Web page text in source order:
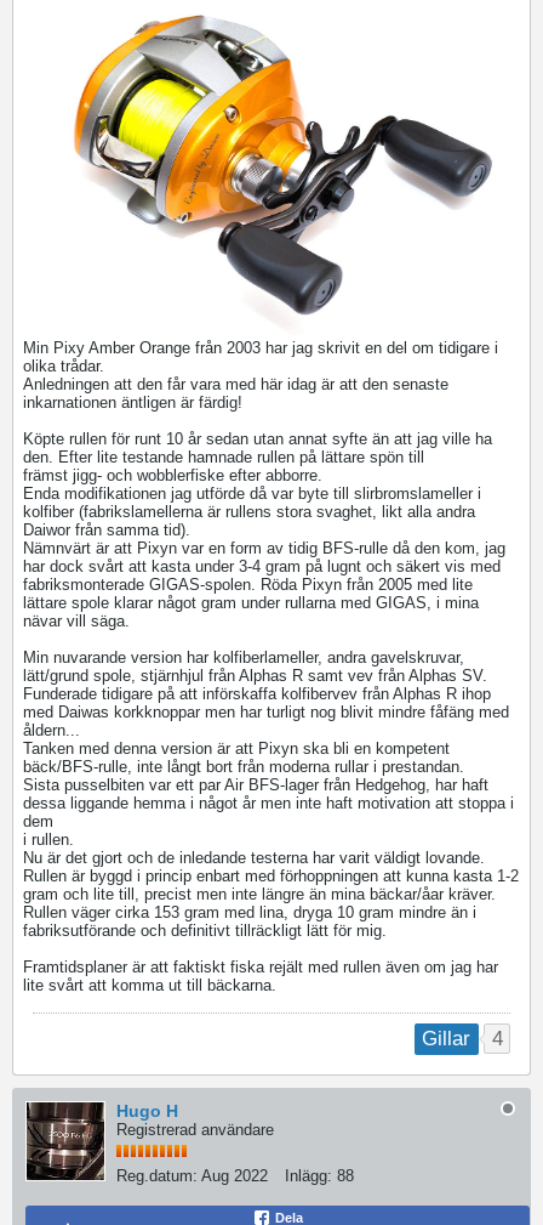
Min Pixy Amber Orange från 2003 har jag skrivit en del om tidigare i
olika trådar.
Anledningen att den får vara med här idag är att den senaste
inkarnationen äntligen är färdig!
Köpte rullen för runt 10 år sedan utan annat syfte än att jag ville ha
den. Efter lite testande hamnade rullen på lättare spön till
främst jigg- och wobblerfiske efter abborre.
Enda modifikationen jag utförde då var byte till slirbromslameller i
kolfiber (fabrikslamellerna är rullens stora svaghet, likt alla andra
Daiwor från samma tid).
Nämnvärt är att Pixyn var en form av tidig BFS-rulle då den kom, jag
har dock svårt att kasta under 3-4 gram på lugnt och säkert vis med
fabriksmonterade GIGAS-spolen. Röda Pixyn från 2005 med lite
lättare spole klarar något gram under rullarna med GIGAS, i mina
nävar vill säga.
Min nuvarande version har kolfiberlameller, andra gavelskruvar,
lätt/grund spole, stjärnhjul från Alphas R samt vev från Alphas SV.
Funderade tidigare på att införskaffa kolfibervev från Alphas R ihop
med Daiwas korkknoppar men har turligt nog blivit mindre fåfäng med
åldern...
Tanken med denna version är att Pixyn ska bli en kompetent
bäck/BFS-rulle, inte långt bort från moderna rullar i prestandan.
Sista pusselbiten var ett par Air BFS-lager från Hedgehog, har haft
dessa liggande hemma i något år men inte haft motivation att stoppa i
dem
i rullen.
Nu är det gjort och de inledande testerna har varit väldigt lovande.
Rullen är byggd i princip enbart med förhoppningen att kunna kasta 1-2
gram och lite till, precist men inte längre än mina bäckar/åar kräver.
Rullen väger cirka 153 gram med lina, dryga 10 gram mindre än i
fabriksutförande och definitivt tillräckligt lätt för mig.
Framtidsplaner är att faktiskt fiska rejält med rullen även om jag har
lite svårt att komma ut till bäckarna.
Gillar 4
Hugo H
Registrerad användare
Reg.datum: Aug 2022 Inlägg: 88
Dela